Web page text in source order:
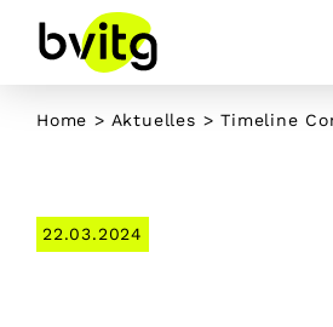
content
Home > Aktuelles > Timeline
22.03.2024